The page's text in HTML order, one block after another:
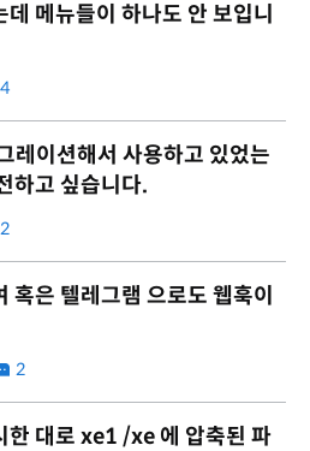
메뉴들이 하나도 안 보입니
4
레이션해서 사용하고 있었는
하고 싶습니다.
2
혹은 텔레그램 으로도 웹훅이
2
한 대로 xe1 /xe 에 압축된 파